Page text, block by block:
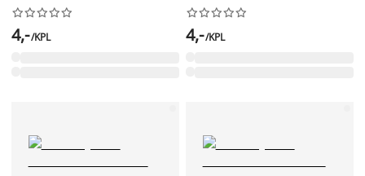






4,-/KPL






4,-/KPL